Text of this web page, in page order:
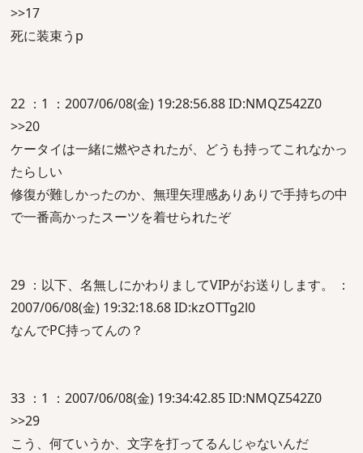
>>17
死に装束うp
22 ：1 ：2007/06/08(金) 19:28:56.88 ID:NMQZ542Z0
>>20
ケータイは一緒に燃やされたが、どうも持ってこれなかっ
たらしい
修復が難しかったのか、無理矢理感ありありで手持ちの中
で一番高かったスーツを着せられたぞ
29 ：以下、名無しにかわりましてVIPがお送りします。 ：
2007/06/08(金) 19:32:18.68 ID:kzOTTg2l0
なんでPC持ってんの？
33 ：1 ：2007/06/08(金) 19:34:42.85 ID:NMQZ542Z0
>>29
こう、何ていうか、文字を打ってるんじゃないんだ